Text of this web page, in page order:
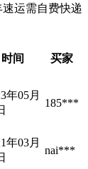
运需自费快递
时间 买家
年05月
185***
年03月
nai***